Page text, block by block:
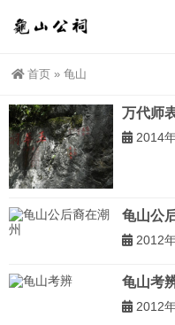
首页 » 龟山
万代师
2014
龟山公
2012
龟山考
2012